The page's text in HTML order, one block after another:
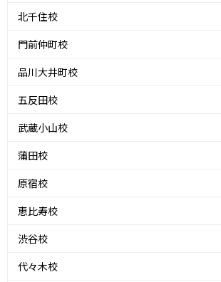
北千住校
門前仲町校
品川大井町校
五反田校
武蔵小山校
蒲田校
原宿校
恵比寿校
渋谷校
代々木校